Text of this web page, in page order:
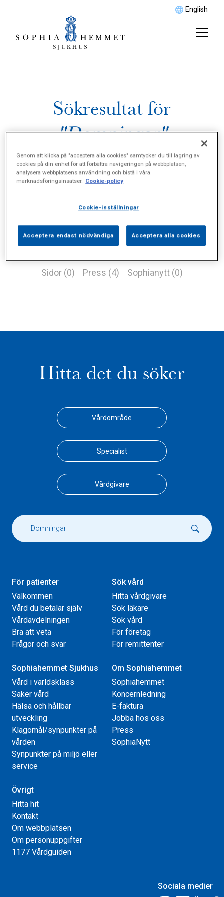
English
Sökresultat för
"Domningar"
Sidor (0) Press (4) Sophianytt (0)
Hitta det du söker
Vårdområde
Specialist
Vårdgivare
För patienter
Välkommen
Vård du betalar själv
Vårdavdelningen
Bra att veta
Frågor och svar
Sök vård
Hitta vårdgivare
Sök läkare
Sök vård
För företag
För remittenter
Sophiahemmet Sjukhus
Vård i världsklass
Säker vård
Hälsa och hållbar
utveckling
Klagomål/synpunkter på
vården
Synpunkter på miljö eller
service
Om Sophiahemmet
Sophiahemmet
Koncernledning
E-faktura
Jobba hos oss
Press
SophiaNytt
Övrigt
Hitta hit
Kontakt
Om webbplatsen
Om personuppgifter
1177 Vårdguiden
Sociala medier
Genom att klicka på "acceptera alla cookies" samtycker du till lagring av
cookies på din enhet för att förbättra navigeringen på webbplatsen,
analysera webbplatsens användning och bistå i våra
marknadsföringsinsatser. Cookie-policy
Cookie-inställningar
Acceptera endast nödvändiga Acceptera alla cookies